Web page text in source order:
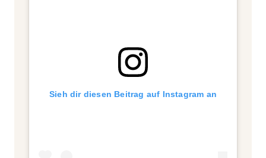
Sieh dir diesen Beitrag auf Instagram an